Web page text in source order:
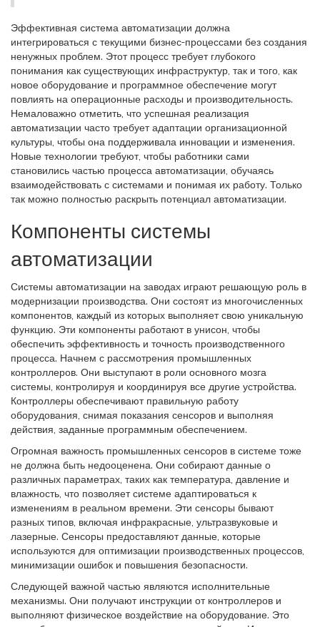
Эффективная система автоматизации должна
интегрироваться с текущими бизнес-процессами без создания
ненужных проблем. Этот процесс требует глубокого
понимания как существующих инфраструктур, так и того, как
новое оборудование и программное обеспечение могут
повлиять на операционные расходы и производительность.
Немаловажно отметить, что успешная реализация
автоматизации часто требует адаптации организационной
культуры, чтобы она поддерживала инновации и изменения.
Новые технологии требуют, чтобы работники сами
становились частью процесса автоматизации, обучаясь
взаимодействовать с системами и понимая их работу. Только
так можно полностью раскрыть потенциал автоматизации.
Компоненты системы
автоматизации
Системы автоматизации на заводах играют решающую роль в
модернизации производства. Они состоят из многочисленных
компонентов, каждый из которых выполняет свою уникальную
функцию. Эти компоненты работают в унисон, чтобы
обеспечить эффективность и точность производственного
процесса. Начнем с рассмотрения промышленных
контроллеров. Они выступают в роли основного мозга
системы, контролируя и координируя все другие устройства.
Контроллеры обеспечивают правильную работу
оборудования, снимая показания сенсоров и выполняя
действия, заданные программным обеспечением.
Огромная важность промышленных сенсоров в системе тоже
не должна быть недооценена. Они собирают данные о
различных параметрах, таких как температура, давление и
влажность, что позволяет системе адаптироваться к
изменениям в реальном времени. Эти сенсоры бывают
разных типов, включая инфракрасные, ультразвуковые и
лазерные. Сенсоры предоставляют данные, которые
используются для оптимизации производственных процессов,
минимизации ошибок и повышения безопасности.
Следующей важной частью являются исполнительные
механизмы. Они получают инструкции от контроллеров и
выполняют физическое воздействие на оборудование. Это